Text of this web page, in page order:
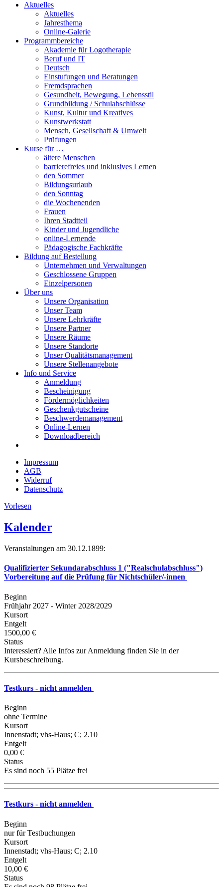
Aktuelles
Aktuelles
Jahresthema
Online-Galerie
Programmbereiche
Akademie für Logotherapie
Beruf und IT
Deutsch
Einstufungen und Beratungen
Fremdsprachen
Gesundheit, Bewegung, Lebensstil
Grundbildung / Schulabschlüsse
Kunst, Kultur und Kreatives
Kunstwerkstatt
Mensch, Gesellschaft & Umwelt
Prüfungen
Kurse für …
ältere Menschen
barrierefreies und inklusives Lernen
den Sommer
Bildungsurlaub
den Sonntag
die Wochenenden
Frauen
Ihren Stadtteil
Kinder und Jugendliche
online-Lernende
Pädagogische Fachkräfte
Bildung auf Bestellung
Unternehmen und Verwaltungen
Geschlossene Gruppen
Einzelpersonen
Über uns
Unsere Organisation
Unser Team
Unsere Lehrkräfte
Unsere Partner
Unsere Räume
Unsere Standorte
Unser Qualitätsmanagement
Unsere Stellenangebote
Info und Service
Anmeldung
Bescheinigung
Fördermöglichkeiten
Geschenkgutscheine
Beschwerdemanagement
Online-Lernen
Downloadbereich
Impressum
AGB
Widerruf
Datenschutz
Vorlesen
Kalender
Veranstaltungen am 30.12.1899:
Qualifizierter Sekundarabschluss 1 ("Realschulabschluss")
Vorbereitung auf die Prüfung für Nichtschüler/-innen
Beginn
Frühjahr 2027 - Winter 2028/2029
Kursort
Entgelt
1500,00 €
Status
Interessiert? Alle Infos zur Anmeldung finden Sie in der
Kursbeschreibung.
Testkurs - nicht anmelden
Beginn
ohne Termine
Kursort
Innenstadt; vhs-Haus; C; 2.10
Entgelt
0,00 €
Status
Es sind noch 55 Plätze frei
Testkurs - nicht anmelden
Beginn
nur für Testbuchungen
Kursort
Innenstadt; vhs-Haus; C; 2.10
Entgelt
10,00 €
Status